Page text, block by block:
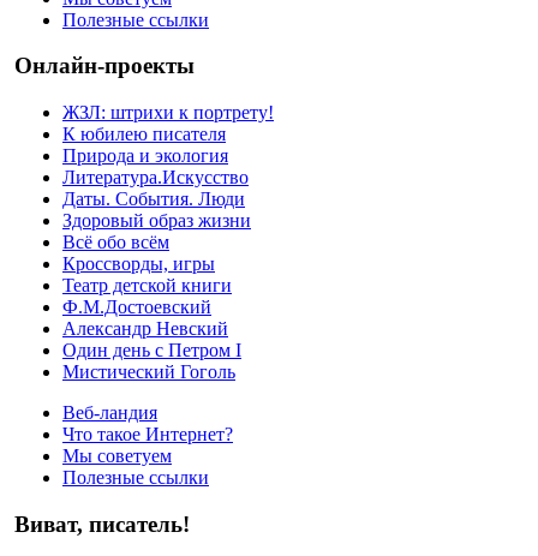
Полезные ссылки
Онлайн-проекты
ЖЗЛ: штрихи к портрету!
К юбилею писателя
Природа и экология
Литература.Искусство
Даты. События. Люди
Здоровый образ жизни
Всё обо всём
Кроссворды, игры
Театр детской книги
Ф.М.Достоевский
Александр Невский
Один день с Петром I
Мистический Гоголь
Веб-ландия
Что такое Интернет?
Мы советуем
Полезные ссылки
Виват, писатель!